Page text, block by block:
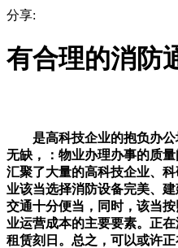
分享:
有合理的消防
是高科技企业的抱负办公
无缺，：物业办理办事的质
汇聚了大量的高科技企业、
业该当选择消防设备完美、
交通十分便当，同时，该当
业运营成本的主要要素。正
租赁刻日。总之，可以或许